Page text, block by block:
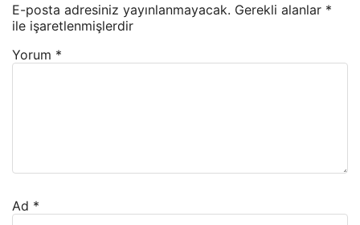
E-posta adresiniz yayınlanmayacak. Gerekli alanlar *
ile işaretlenmişlerdir
Yorum *
Ad *